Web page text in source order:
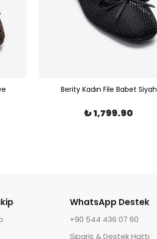
Berity Kadın File Babet Siyah
₺ 1,799.90
WhatsApp Destek
+90 544 436 07 60
Sipariş & Destek Hattı